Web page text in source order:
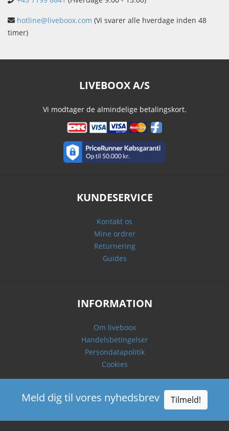
hotline@liveboox.com (Vi svarer alle hverdage inden 48
timer)
LIVEBOOX A/S
Vi modtager de almindelige betalingskort.
KUNDESERVICE
Kontakt os
Mine ordrer
Returnering
Guides
INFORMATION
Om liveboox
Handelsbetingelser
Persondatapolitik
Cookies
Meld dig til vores nyhedsbrev Tilmeld!